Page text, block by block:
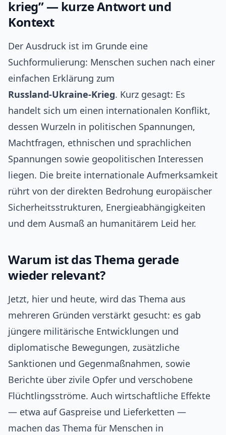
krieg” — kurze Antwort und
Kontext
Der Ausdruck ist im Grunde eine
Suchformulierung: Menschen suchen nach einer
einfachen Erklärung zum
Russland‑Ukraine‑Krieg. Kurz gesagt: Es
handelt sich um einen internationalen Konflikt,
dessen Wurzeln in politischen Spannungen,
Machtfragen, ethnischen und sprachlichen
Spannungen sowie geopolitischen Interessen
liegen. Die breite internationale Aufmerksamkeit
rührt von der direkten Bedrohung europäischer
Sicherheitsstrukturen, Energieabhängigkeiten
und dem Ausmaß an humanitärem Leid her.
Warum ist das Thema gerade
wieder relevant?
Jetzt, hier und heute, wird das Thema aus
mehreren Gründen verstärkt gesucht: es gab
jüngere militärische Entwicklungen und
diplomatische Bewegungen, zusätzliche
Sanktionen und Gegenmaßnahmen, sowie
Berichte über zivile Opfer und verschobene
Flüchtlingsströme. Auch wirtschaftliche Effekte
— etwa auf Gaspreise und Lieferketten —
machen das Thema für Menschen in